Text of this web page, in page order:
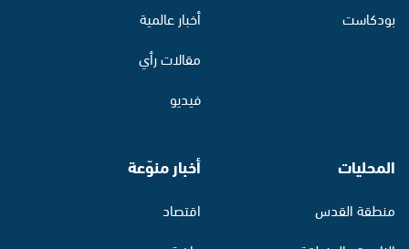
بودكاست
أخبار عالمية
مقالات رأي
فيديو
المحليات
منطقة القدس
أخبار منوّعة
اقتصاد